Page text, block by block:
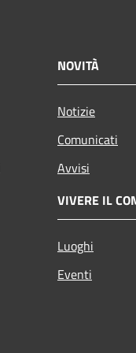
NOVITÀ
Notizie
Comunicati
Avvisi
VIVERE IL
Luoghi
Eventi